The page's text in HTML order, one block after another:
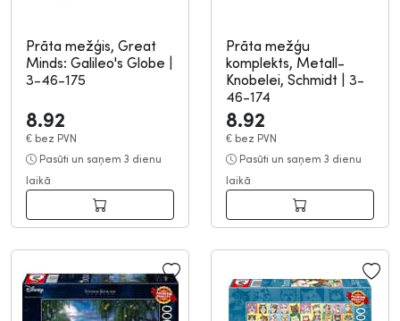
Prāta mežģis, Great
Minds: Galileo's Globe
3-46-175
8.92
€ bez PVN
Pasūti un saņem 3 dienu
laikā
Prāta mežģu
komplekts, Metall-
Knobelei, Schmidt
3-
46-174
8.92
€ bez PVN
Pasūti un saņem 3 dienu
laikā